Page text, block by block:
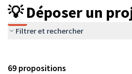
💡 Déposer un
Filtrer et rechercher
69 propositions